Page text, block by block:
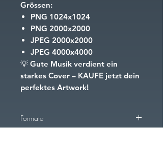
Grössen:
PNG 1024x1024
PNG 2000x2000
JPEG 2000x2000
JPEG 4000x4000
💡 Gute Musik verdient ein
starkes Cover – KAUFE jetzt dein
perfektes Artwork!
Formate